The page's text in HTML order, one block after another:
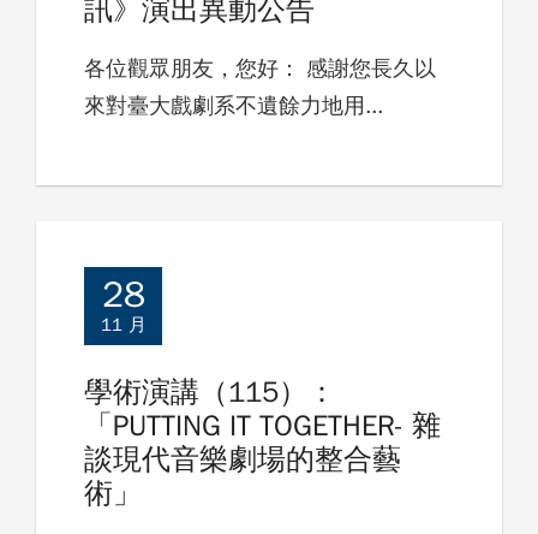
訊》演出異動公告
各位觀眾朋友，您好： 感謝您長久以
來對臺大戲劇系不遺餘力地用...
28
11 月
學術演講（115）：
「PUTTING IT TOGETHER- 雜
談現代音樂劇場的整合藝
術」